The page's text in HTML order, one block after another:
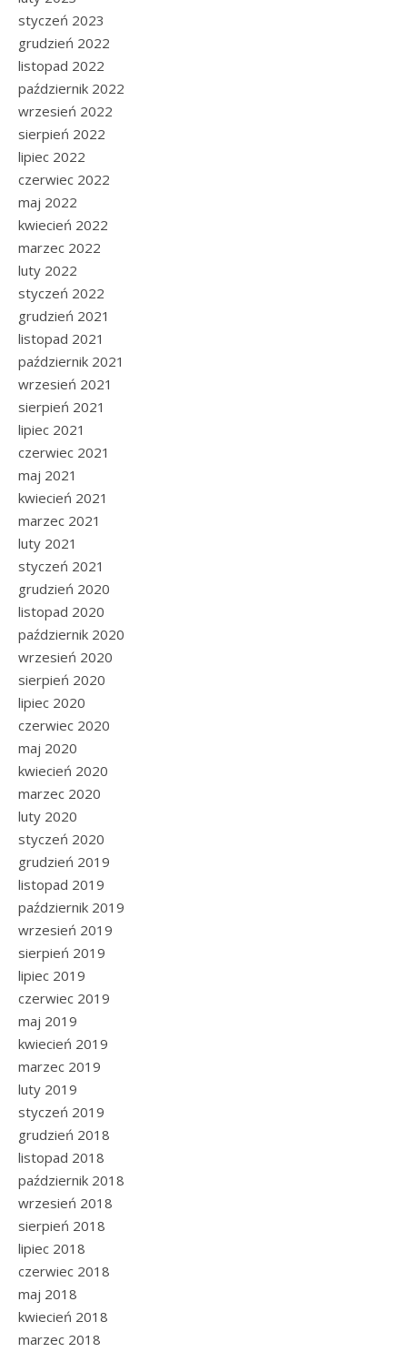
styczeń 2023
grudzień 2022
listopad 2022
październik 2022
wrzesień 2022
sierpień 2022
lipiec 2022
czerwiec 2022
maj 2022
kwiecień 2022
marzec 2022
luty 2022
styczeń 2022
grudzień 2021
listopad 2021
październik 2021
wrzesień 2021
sierpień 2021
lipiec 2021
czerwiec 2021
maj 2021
kwiecień 2021
marzec 2021
luty 2021
styczeń 2021
grudzień 2020
listopad 2020
październik 2020
wrzesień 2020
sierpień 2020
lipiec 2020
czerwiec 2020
maj 2020
kwiecień 2020
marzec 2020
luty 2020
styczeń 2020
grudzień 2019
listopad 2019
październik 2019
wrzesień 2019
sierpień 2019
lipiec 2019
czerwiec 2019
maj 2019
kwiecień 2019
marzec 2019
luty 2019
styczeń 2019
grudzień 2018
listopad 2018
październik 2018
wrzesień 2018
sierpień 2018
lipiec 2018
czerwiec 2018
maj 2018
kwiecień 2018
marzec 2018